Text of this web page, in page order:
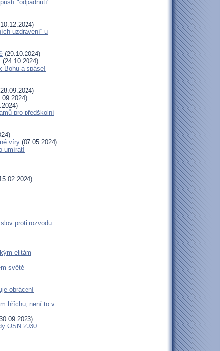
"odpadnutí"
uzdravení“ u
(29.10.2024)
(24.10.2024)
Bohu a spáse!
pro předškolní
víry (07.05.2024)
umírat!
proti rozvodu
elitám
světě
obrácení
hříchu, není to v
OSN 2030